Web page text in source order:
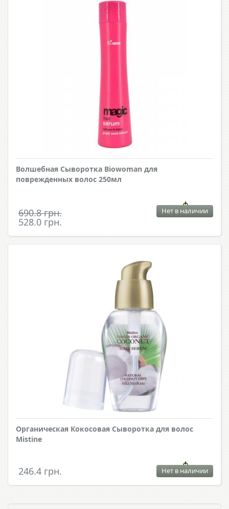
Волшебная Сыворотка Biowoman для
поврежденных волос 250мл
690.8 грн.
528.0 грн.
Нет в наличии
Органическая Кокосовая Сыворотка для волос
Mistine
246.4 грн. Нет в наличии